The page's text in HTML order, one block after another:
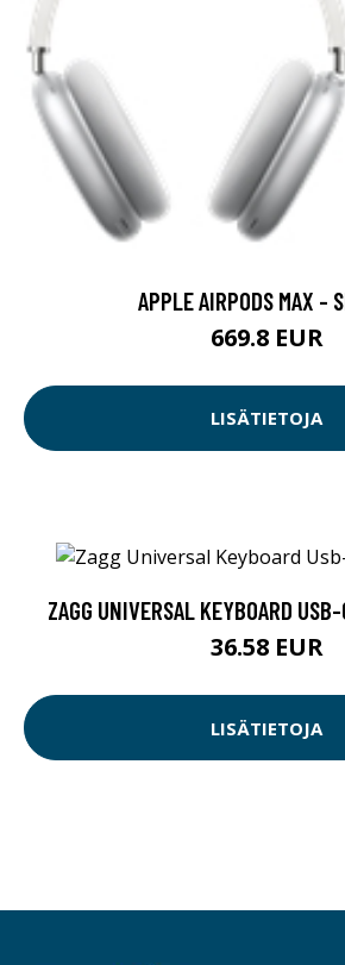
APPLE AIRPODS MAX -
669.8 EUR
LISÄTIETOJA
ZAGG UNIVERSAL KEYBOARD
36.58 EUR
LISÄTIETOJA